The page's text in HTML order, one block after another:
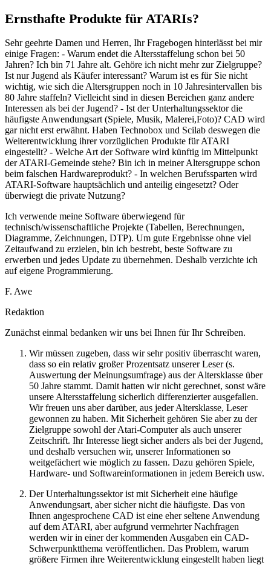
Ernsthafte Produkte für ATARIs?
Sehr geehrte Damen und Herren, Ihr Fragebogen hinterlässt bei mir
einige Fragen: - Warum endet die Altersstaffelung schon bei 50
Jahren? Ich bin 71 Jahre alt. Gehöre ich nicht mehr zur Zielgruppe?
Ist nur Jugend als Käufer interessant? Warum ist es für Sie nicht
wichtig, wie sich die Altersgruppen noch in 10 Jahresintervallen bis
80 Jahre staffeln? Vielleicht sind in diesen Bereichen ganz andere
Interessen als bei der Jugend? - Ist der Unterhaltungssektor die
häufigste Anwendungsart (Spiele, Musik, Malerei,Foto)? CAD wird
gar nicht erst erwähnt. Haben Technobox und Scilab deswegen die
Weiterentwicklung ihrer vorzüglichen Produkte für ATARI
eingestellt? - Welche Art der Software wird künftig im Mittelpunkt
der ATARI-Gemeinde stehe? Bin ich in meiner Altersgruppe schon
beim falschen Hardwareprodukt? - In welchen Berufssparten wird
ATARI-Software hauptsächlich und anteilig eingesetzt? Oder
überwiegt die private Nutzung?
Ich verwende meine Software überwiegend für
technisch/wissenschaftliche Projekte (Tabellen, Berechnungen,
Diagramme, Zeichnungen, DTP). Um gute Ergebnisse ohne viel
Zeitaufwand zu erzielen, bin ich bestrebt, beste Software zu
erwerben und jedes Update zu übernehmen. Deshalb verzichte ich
auf eigene Programmierung.
F. Awe
Redaktion
Zunächst einmal bedanken wir uns bei Ihnen für Ihr Schreiben.
Wir müssen zugeben, dass wir sehr positiv überrascht waren,
dass so ein relativ großer Prozentsatz unserer Leser (s.
Auswertung der Meinungsumfrage) aus der Altersklasse über
50 Jahre stammt. Damit hatten wir nicht gerechnet, sonst wäre
unsere Altersstaffelung sicherlich differenzierter ausgefallen.
Wir freuen uns aber darüber, aus jeder Altersklasse, Leser
gewonnen zu haben. Mit Sicherheit gehören Sie aber zu der
Zielgruppe sowohl der Atari-Computer als auch unserer
Zeitschrift. Ihr Interesse liegt sicher anders als bei der Jugend,
und deshalb versuchen wir, unserer Informationen so
weitgefächert wie möglich zu fassen. Dazu gehören Spiele,
Hardware- und Softwareinformationen in jedem Bereich usw.
Der Unterhaltungssektor ist mit Sicherheit eine häufige
Anwendungsart, aber sicher nicht die häufigste. Das von
Ihnen angesprochene CAD ist eine eher seltene Anwendung
auf dem ATARI, aber aufgrund vermehrter Nachfragen
werden wir in einer der kommenden Ausgaben ein CAD-
Schwerpunktthema veröffentlichen. Das Problem, warum
größere Firmen ihre Weiterentwicklung eingestellt haben liegt